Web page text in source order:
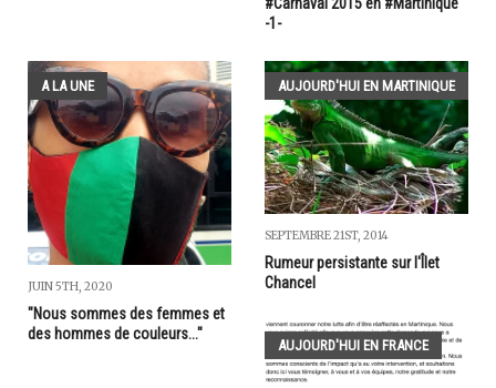
-1-
A LA UNE
JUIN 5TH, 2020
"Nous sommes des femmes et
des hommes de couleurs..."
AUJOURD'HUI EN MARTINIQUE
SEPTEMBRE 21ST, 2014
Rumeur persistante sur l'Îlet
Chancel
AUJOURD'HUI EN FRANCE